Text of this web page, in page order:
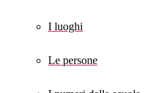
I luoghi
Le persone